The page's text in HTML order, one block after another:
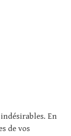
En
de vos